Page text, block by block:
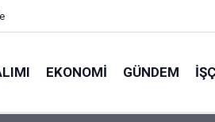
EKONOMI GÜNDEM